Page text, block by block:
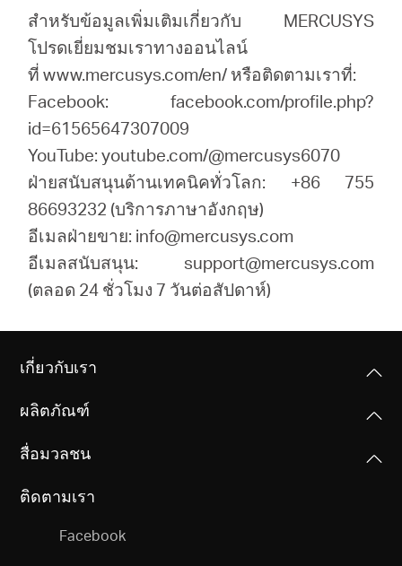
สำหรับข้อมูลเพิ่มเติมเกี่ยวกับ MERCUSYS
โปรดเยี่ยมชมเราทางออนไลน์
ที่ www.mercusys.com/en/ หรือติดตามเราที่:
Facebook: facebook.com/profile.php?
id=61565647307009
YouTube: youtube.com/@mercusys6070
ฝ่ายสนับสนุนด้านเทคนิคทั่วโลก: +86 755
86693232 (บริการภาษาอังกฤษ)
อีเมลฝ่ายขาย: info@mercusys.com
อีเมลสนับสนุน: support@mercusys.com
(ตลอด 24 ชั่วโมง 7 วันต่อสัปดาห์)
เกี่ยวกับเรา
ผลิตภัณฑ์
สื่อมวลชน
ติดตามเรา
Facebook